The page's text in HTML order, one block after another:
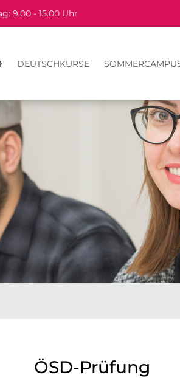
9.00 - 15.00 Uhr
DEUTSCHKURSE
ÖSD-Prüfung